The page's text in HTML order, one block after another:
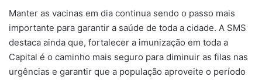
Manter as vacinas em dia continua sendo o passo mais
importante para garantir a saúde de toda a cidade. A SMS
destaca ainda que, fortalecer a imunização em toda a
Capital é o caminho mais seguro para diminuir as filas nas
urgências e garantir que a população aproveite o período